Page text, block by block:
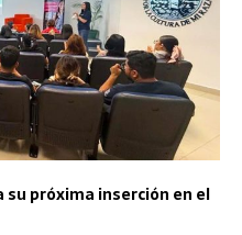
su próxima inserción en el